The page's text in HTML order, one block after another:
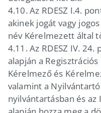
4.10. Az RDESZ I.4.
akinek jogát vagy
név Kérelmezett által
4.11. Az RDESZ IV.
alapján a
Kérelmező és
valamint a
nyilvántartásban és